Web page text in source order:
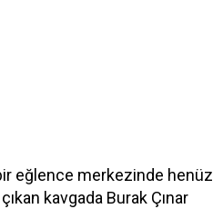
eğlence merkezinde henüz
kavgada Burak Çınar